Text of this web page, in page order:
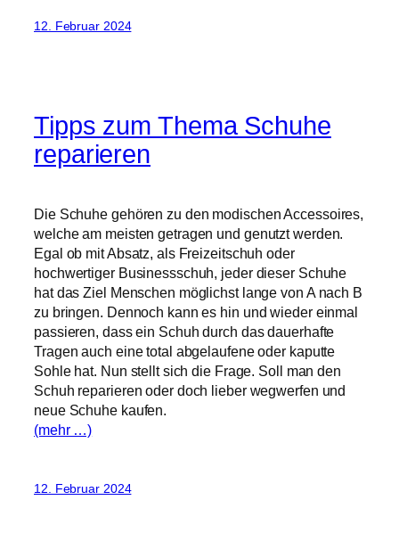
12. Februar 2024
Tipps zum Thema Schuhe
reparieren
Die Schuhe gehören zu den modischen Accessoires,
welche am meisten getragen und genutzt werden.
Egal ob mit Absatz, als Freizeitschuh oder
hochwertiger Businessschuh, jeder dieser Schuhe
hat das Ziel Menschen möglichst lange von A nach B
zu bringen. Dennoch kann es hin und wieder einmal
passieren, dass ein Schuh durch das dauerhafte
Tragen auch eine total abgelaufene oder kaputte
Sohle hat. Nun stellt sich die Frage. Soll man den
Schuh reparieren oder doch lieber wegwerfen und
neue Schuhe kaufen.
(mehr …)
12. Februar 2024